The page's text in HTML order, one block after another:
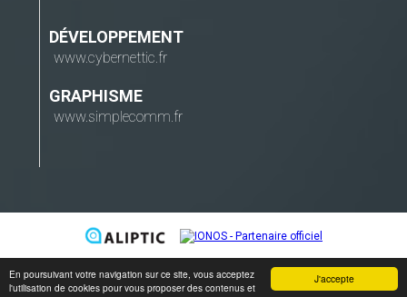
J'accepte
En poursuivant votre navigation sur ce site, vous acceptez
l'utilisation de cookies pour vous proposer des contenus et
DÉVELOPPEMENT
www.cybernettic.fr
GRAPHISME
www.simplecomm.fr